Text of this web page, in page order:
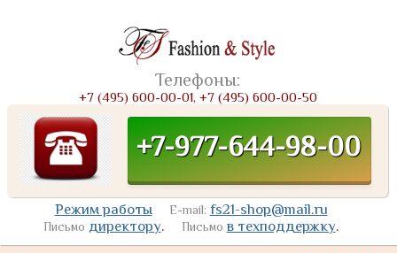
Телефоны:
+7 (495) 600-00-01, +7 (495) 600-00-50
+7-977-644-98-00
Режим работы E-mail: fs21-shop@mail.ru
Письмо директору. Письмо в техподдержку.